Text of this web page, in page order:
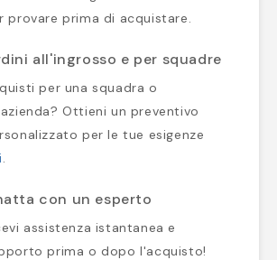
provare prima di acquistare.
all'ingrosso e per squadre
per una squadra o
Ottieni un preventivo
per le tue esigenze
.
con un esperto
assistenza istantanea e
prima o dopo l'acquisto!